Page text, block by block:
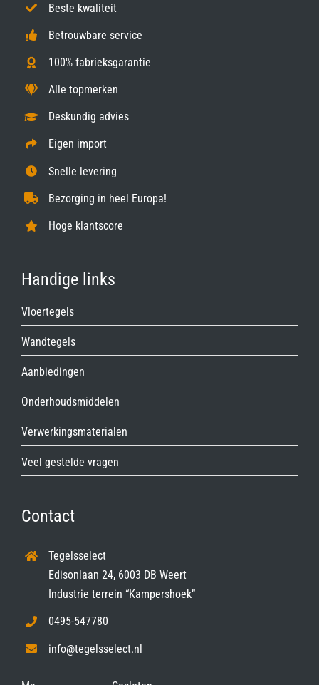
Beste kwaliteit
Betrouwbare service
100% fabrieksgarantie
Alle topmerken
Deskundig advies
Eigen import
Snelle levering
Bezorging in heel Europa!
Hoge klantscore
Handige links
Vloertegels
Wandtegels
Aanbiedingen
Onderhoudsmiddelen
Verwerkingsmaterialen
Veel gestelde vragen
Contact
Tegelsselect
Edisonlaan 24, 6003 DB Weert
Industrie terrein “Kampershoek”
0495-547780
info@tegelsselect.nl